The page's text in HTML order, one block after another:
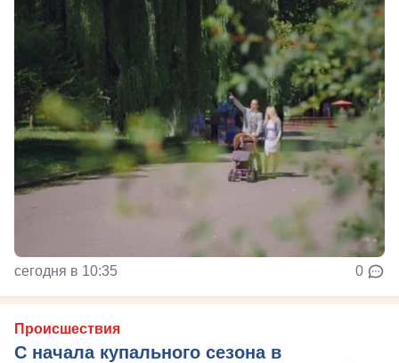
сегодня в 10:35 0
Происшествия
С начала купального сезона в